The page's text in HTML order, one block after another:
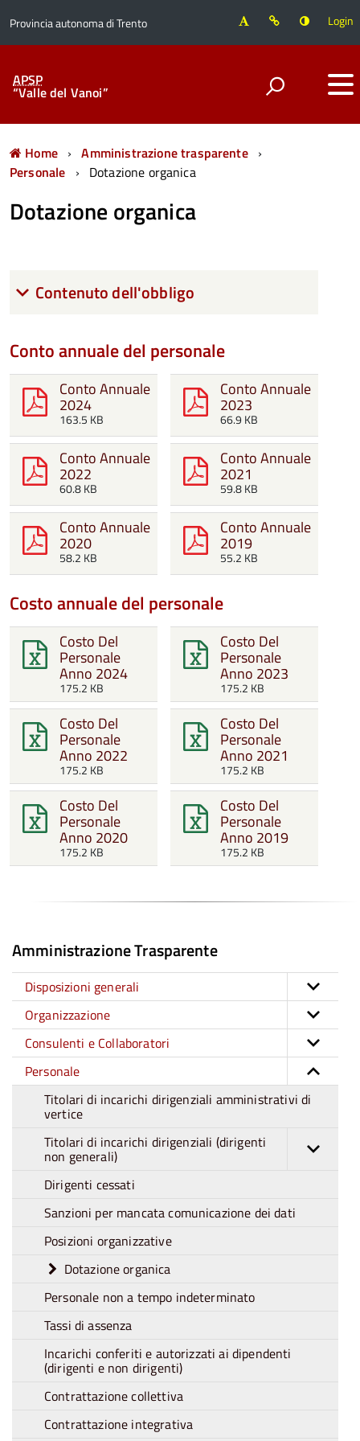
Provincia autonoma di Trento Login
APSP
“Valle del Vanoi”
Home
Amministrazione trasparente
Personale
Dotazione organica
Dotazione organica
Contenuto dell'obbligo
Conto annuale del personale
Conto Annuale
2024
163.5 KB
Conto Annuale
2023
66.9 KB
Conto Annuale
2022
60.8 KB
Conto Annuale
2021
59.8 KB
Conto Annuale
2020
58.2 KB
Conto Annuale
2019
55.2 KB
Costo annuale del personale
Costo Del
Personale
Anno 2024
175.2 KB
Costo Del
Personale
Anno 2023
175.2 KB
Costo Del
Personale
Anno 2022
175.2 KB
Costo Del
Personale
Anno 2021
175.2 KB
Costo Del
Personale
Anno 2020
175.2 KB
Costo Del
Personale
Anno 2019
175.2 KB
Amministrazione Trasparente
Disposizioni generali
Organizzazione
Consulenti e Collaboratori
Personale
Titolari di incarichi dirigenziali amministrativi di
vertice
Titolari di incarichi dirigenziali (dirigenti
non generali)
Dirigenti cessati
Sanzioni per mancata comunicazione dei dati
Posizioni organizzative
Dotazione organica
Personale non a tempo indeterminato
Tassi di assenza
Incarichi conferiti e autorizzati ai dipendenti
(dirigenti e non dirigenti)
Contrattazione collettiva
Contrattazione integrativa